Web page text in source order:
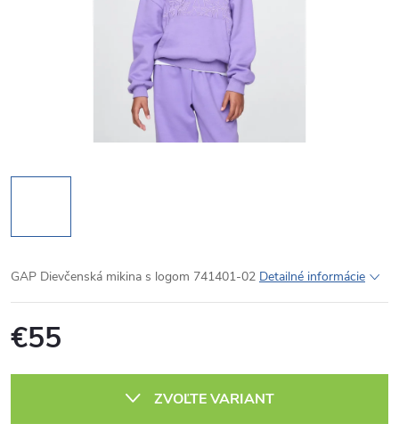
GAP Dievčenská mikina s logom 741401-02 Detailné informácie
€55
ZVOĽTE VARIANT